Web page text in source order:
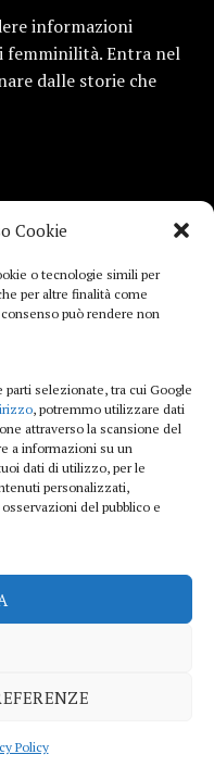
Cookie
o tecnologie simili per
per altre finalità come
può rendere non
parti selezionate, tra cui Google
, potremmo utilizzare dati
attraverso la scansione del
a informazioni su un
dati di utilizzo, per le
personalizzati,
del pubblico e
Policy
informazioni
femminilità. Entra nel
dalle storie che
Amazon EU, un programma di
©